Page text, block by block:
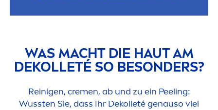
WAS MACHT DIE HAUT AM
DEKOLLETÉ SO BESONDERS?
Reinigen, cremen, ab und zu ein Peeling:
Wussten Sie, dass Ihr Dekolleté genauso viel